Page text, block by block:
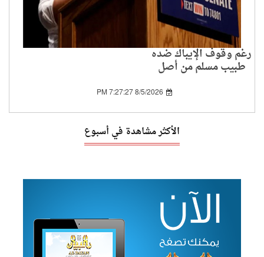
رغم وقوف الإيباك ضده
طبيب مسلم من أصل
مجلس الشيوخ الأمريكي8/5/2026 7:27:27 PM
الأكثر مشاهدة في أسبوع